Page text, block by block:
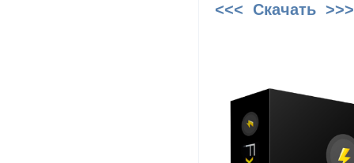
<<< Скачать >>>